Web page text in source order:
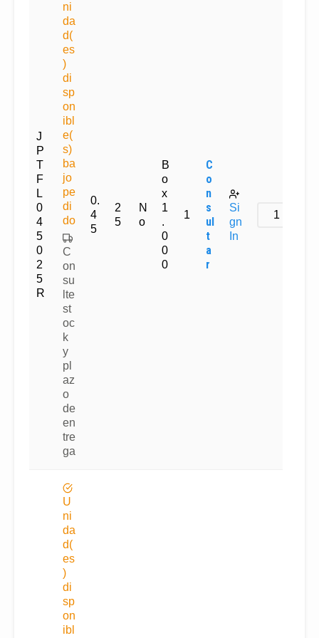
J
P
T
F
L
0
4
5
0
2
5
R
ni
da
d(
es
)
di
sp
on
ibl
e(
s)
ba
jo
pe
di
do
C
on
su
lte
st
oc
k
y
pl
az
o
de
en
tre
ga
0.
4
5
2
5
N
o
B
o
x
1
.
0
0
0
1
C
o
n
s
ul
t
a
r
Si
gn
In
U
ni
da
d(
es
)
di
sp
on
ibl